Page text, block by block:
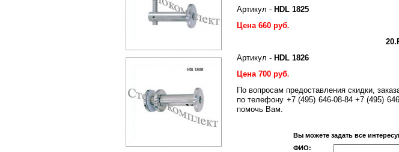
Артикул - HDL 1825
Цена 660 руб.
Артикул - HDL 1826
Цена 700 руб.
По вопросам предоставления скидки,
по телефону +7 (495) 646-08-84 +7 (495)
помочь Вам.
Вы можете задать все
ФИО: